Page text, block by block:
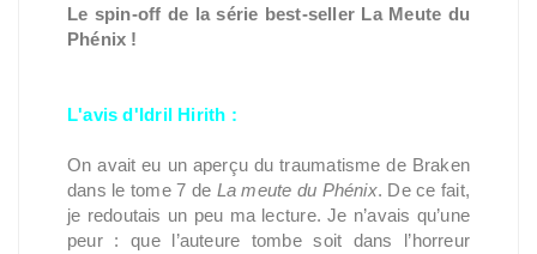
Le spin-off de la série best-seller La Meute du
Phénix !
L'avis d'Idril Hirith :
On avait eu un aperçu du traumatisme de Braken
dans le tome 7 de La meute du Phénix. De ce fait,
je redoutais un peu ma lecture. Je n’avais qu’une
peur : que l’auteure tombe soit dans l’horreur